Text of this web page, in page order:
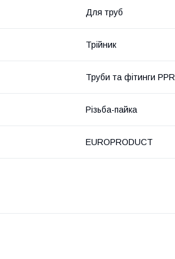
Для труб
Трійник
Труби та фітинги PPR
Різьба-пайка
EUROPRODUCT